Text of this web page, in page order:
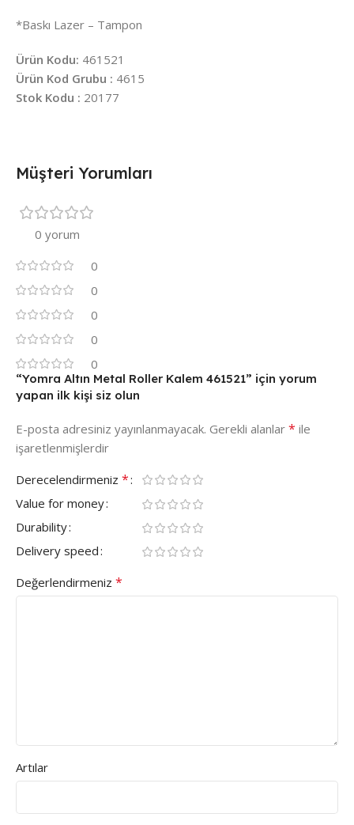
*Baskı Lazer – Tampon
Ürün Kodu: 461521
Ürün Kod Grubu : 4615
Stok Kodu : 20177
Müşteri Yorumları
0 yorum
0
0
0
0
0
“Yomra Altın Metal Roller Kalem 461521” için yorum
yapan ilk kişi siz olun
E-posta adresiniz yayınlanmayacak. Gerekli alanlar * ile
işaretlenmişlerdir
Derecelendirmeniz *
Value for money
Durability
Delivery speed
Değerlendirmeniz *
Artılar